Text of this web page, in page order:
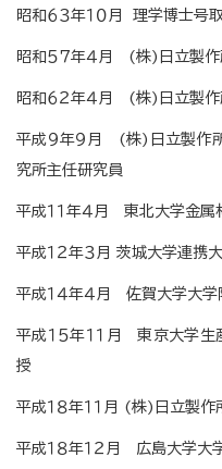
昭和６３年１０月 理学博士号
昭和５７年４月 (株)日立製作
昭和６２年４月 (株)日立製
平成９年９月 (株)日立製作
究所主任研究員
平成１１年４月 東北大学金
平成１２年３月 茨城大学連携
平成１４年４月 佐賀大学大
平成１５年１１月 東京大学
授
平成１８年１１月 (株)日立製作
平成１８年１２月 広島大学